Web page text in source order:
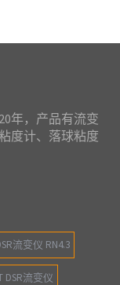
年，产品有流变
度计、落球粘度
流变仪 RN4.3
DSR流变仪